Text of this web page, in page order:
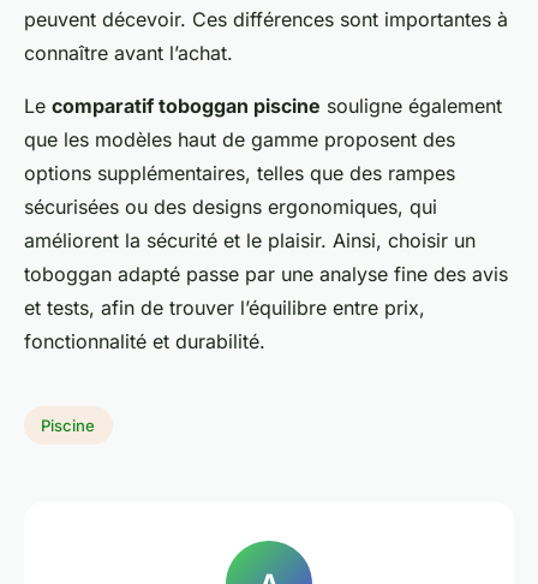
peuvent décevoir. Ces différences sont importantes à
connaître avant l’achat.
Le comparatif toboggan piscine souligne également
que les modèles haut de gamme proposent des
options supplémentaires, telles que des rampes
sécurisées ou des designs ergonomiques, qui
améliorent la sécurité et le plaisir. Ainsi, choisir un
toboggan adapté passe par une analyse fine des avis
et tests, afin de trouver l’équilibre entre prix,
fonctionnalité et durabilité.
Piscine